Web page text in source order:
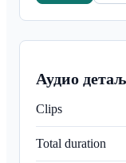
Аудио
Clips
Total duration